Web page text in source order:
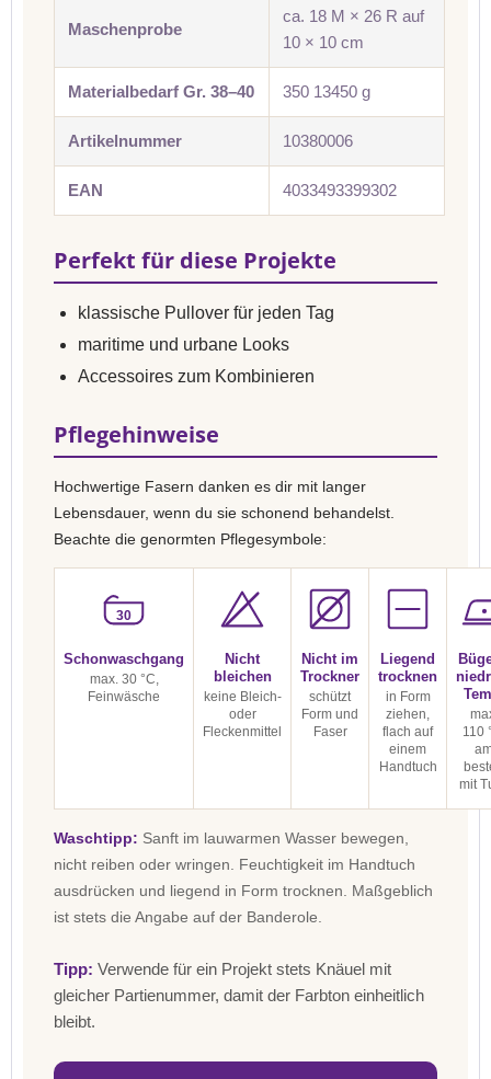
Maschenprobe
ca. 18 M × 26 R auf
10 × 10 cm
Materialbedarf Gr. 38–40 350 13450 g
Artikelnummer 10380006
EAN 4033493399302
Perfekt für diese Projekte
klassische Pullover für jeden Tag
maritime und urbane Looks
Accessoires zum Kombinieren
Pflegehinweise
Hochwertige Fasern danken es dir mit langer
Lebensdauer, wenn du sie schonend behandelst.
Beachte die genormten Pflegesymbole:
30
Schonwaschgang
max. 30 °C,
Feinwäsche
Nicht
bleichen
keine Bleich-
oder
Fleckenmittel
Nicht im
Trockner
schützt
Form und
Faser
Liegend
trocknen
in Form
ziehen,
flach auf
einem
Handtuch
110
mit
Waschtipp: Sanft im lauwarmen Wasser bewegen,
nicht reiben oder wringen. Feuchtigkeit im Handtuch
ausdrücken und liegend in Form trocknen. Maßgeblich
ist stets die Angabe auf der Banderole.
Tipp: Verwende für ein Projekt stets Knäuel mit
gleicher Partienummer, damit der Farbton einheitlich
bleibt.